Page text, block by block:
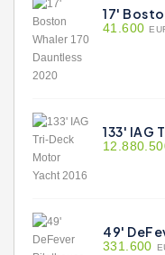
17'
41.600
133' IAG
49'
331.600